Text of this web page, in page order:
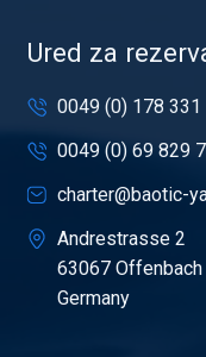
Ured za
0049 (0) 178 331
0049 (0) 69 829
charter@baotic-
Andrestrasse 2
63067 Offenbach
Germany